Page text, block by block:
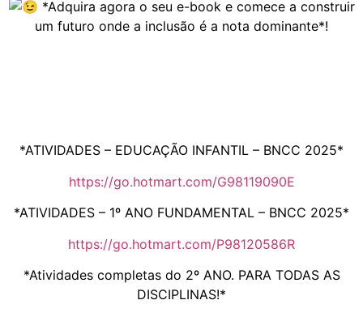
*Adquira agora o seu e-book e comece a construir
um futuro onde a inclusão é a nota dominante*!
*ATIVIDADES – EDUCAÇÃO INFANTIL – BNCC 2025*
https://go.hotmart.com/G98119090E
*ATIVIDADES – 1º ANO FUNDAMENTAL – BNCC 2025*
https://go.hotmart.com/P98120586R
*Atividades completas do 2º ANO. PARA TODAS AS
DISCIPLINAS!*